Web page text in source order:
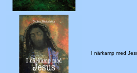
I närkamp med